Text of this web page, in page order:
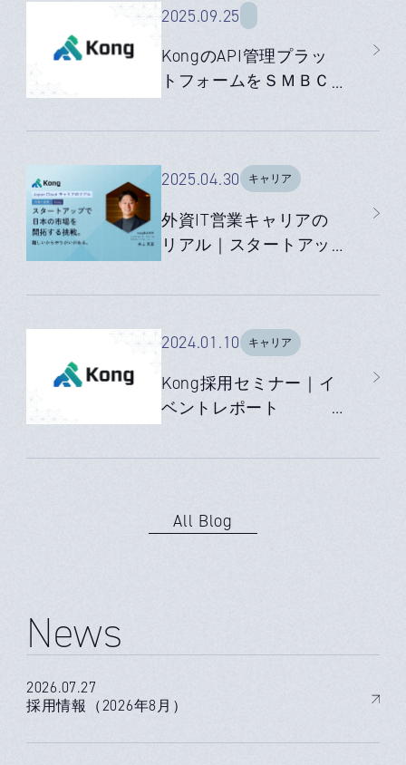
画した理由と「AI時代
命
2025.09.25
KongのAPI管理プラッ
トフォームをＳＭＢＣ
日興証券が採用
キャリア
2025.04.30
外資IT営業キャリアの
リアル｜スタートアッ
プで日本の市場を開拓
する挑戦。難しいから
キャリア
2024.01.10
Kong採用セミナー｜イ
ベントレポート
All Blog
News
2026.07.27
採用情報（2026年8月）